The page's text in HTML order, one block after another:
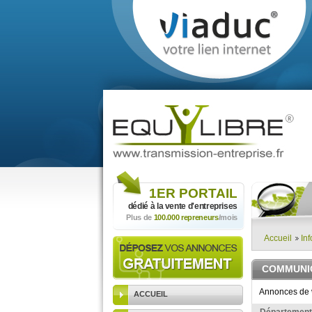
1ER PORTAIL
dédié à la vente d'entreprises
Plus de 100.000 repreneurs/mois
ACCUEIL
Accueil
Annonces de